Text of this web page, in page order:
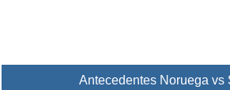
Antecedentes Noruega vs